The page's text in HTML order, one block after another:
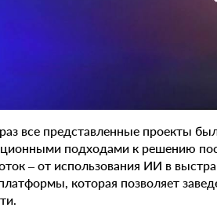
все представленные проекты
подходами к решению
– от использования ИИ в
которая позволяет